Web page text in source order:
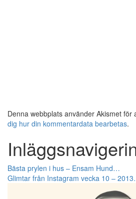
Denna webbplats använder Akismet för
dig hur din kommentardata bearbetas.
Bästa prylen i hus – Ensam Hund…
Glimtar från Instagram vecka 10 –